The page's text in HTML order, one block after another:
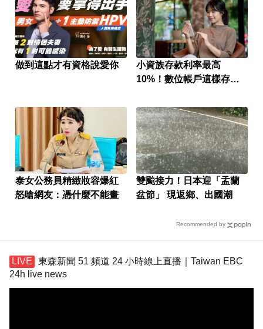
做到這點才有資格說愛你
小資族存款利率最高
10%！數位帳戶這樣存超
泰女公務員精緻妝容爆紅
怒嗆網友：憑什麼不能畫
雙颱接力！日本迎「盂蘭
盆節」 現返鄉、出國潮
Recommended by
東森新聞 51 頻道 24 小時線上直播｜Taiwan EBC
24h live news